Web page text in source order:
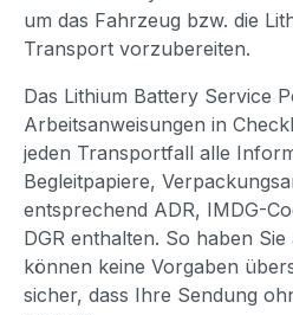
um das Fahrzeug bzw. die
Transport vorzubereiten.
Das Lithium Battery Service
Arbeitsanweisungen in
jeden Transportfall alle
Begleitpapiere,
entsprechend ADR, IMDG-
DGR enthalten. So haben
können keine Vorgaben
sicher, dass Ihre Sendung